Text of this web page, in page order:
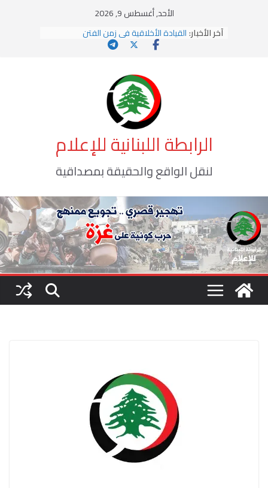
الأحد, أغسطس 9, 2026
آخر الأخبار:القيادة الأخلاقية في زمن الفتن
الاستلاب الثقافي وتحديات الهوية الإسلامية
يومَ يَفيضُ العَرَقُ
الرابطة اللبنانية للإعلام
لنقل الواقع والحقيقة بمصداقية